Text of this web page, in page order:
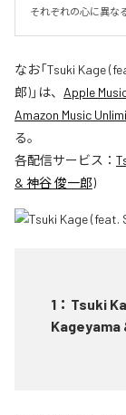
それぞれの心に異な
なお「Tsuki Kage
郎)」は、 Apple
Amazon Music
る。
各配信サービス：
& 神谷 俊一郎)
1 ： Tsuki
Kageyama